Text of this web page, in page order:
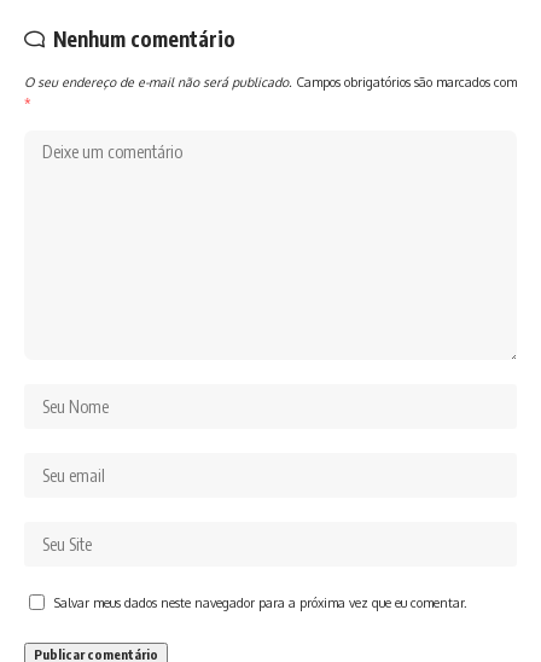
Nenhum comentário
O seu endereço de e-mail não será publicado. Campos obrigatórios são marcados com
*
Salvar meus dados neste navegador para a próxima vez que eu comentar.